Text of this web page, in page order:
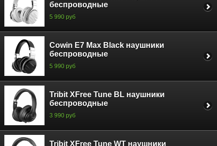
беспроводные
5 990 руб
Cowin E7 Max Black наушники
беспроводные
5 990 руб
Tribit XFree Tune BL наушники
беспроводные
3 990 руб
Tribit XFree Tune WT наушники